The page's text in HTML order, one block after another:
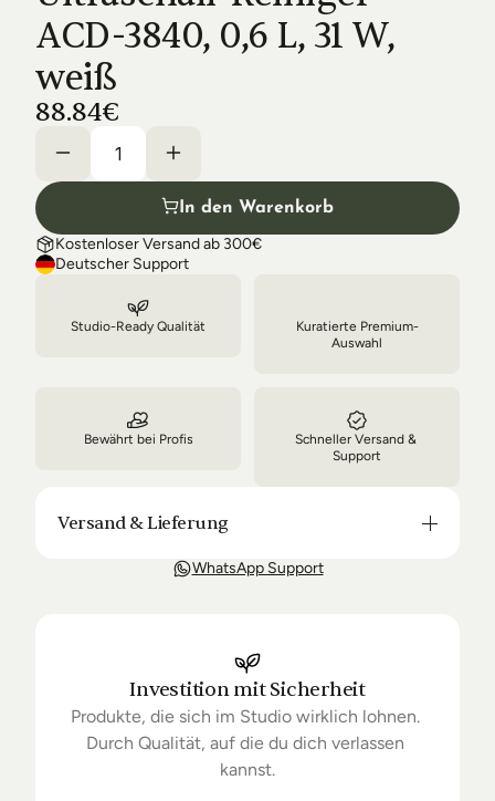
ACD-3840, 0,6 L, 31 W,
weiß
88.84€
In den Warenkorb
Kostenloser Versand ab 300€
Deutscher Support
Studio-Ready Qualität
Kuratierte Premium-
Auswahl
Bewährt bei Profis
Schneller Versand &
Support
Versand & Lieferung
Unsere Lieferung ist in der Regel in 3-8 Tagen bei
Lieferung unter Umständen um einige Tage
verzögern.
WhatsApp Support
Investition mit Sicherheit
Produkte, die sich im Studio wirklich lohnen.
Durch Qualität, auf die du dich verlassen
kannst.